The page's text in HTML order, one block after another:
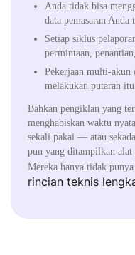
Anda tidak bisa
data pemasaran Anda
Setiap siklus
permintaan,
Pekerjaan multi-akun
melakukan putaran
Bahkan pengiklan yang
menghabiskan waktu
sekali pakai — atau
pun yang ditampilkan alat
Mereka hanya tidak
rincian teknis